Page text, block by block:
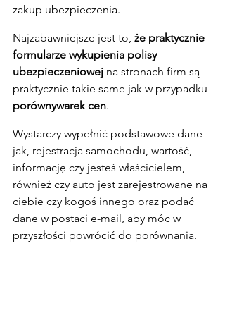
zakup ubezpieczenia.
Najzabawniejsze jest to, że praktycznie
formularze wykupienia polisy
ubezpieczeniowej na stronach firm są
praktycznie takie same jak w przypadku
porównywarek cen.
Wystarczy wypełnić podstawowe dane
jak, rejestracja samochodu, wartość,
informację czy jesteś właścicielem,
również czy auto jest zarejestrowane na
ciebie czy kogoś innego oraz podać
dane w postaci e-mail, aby móc w
przyszłości powrócić do porównania.